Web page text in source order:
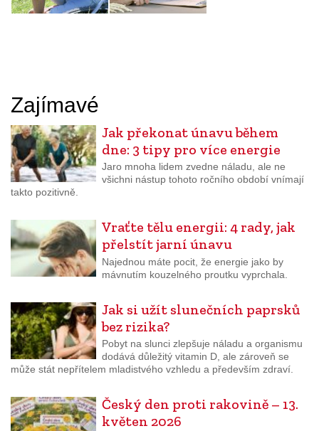
Zajímavé
Jak překonat únavu během
dne: 3 tipy pro více energie
Jaro mnoha lidem zvedne náladu, ale ne
všichni nástup tohoto ročního období vnímají
takto pozitivně.
Vraťte tělu energii: 4 rady, jak
přelstít jarní únavu
Najednou máte pocit, že energie jako by
mávnutím kouzelného proutku vyprchala.
Jak si užít slunečních paprsků
bez rizika?
Pobyt na slunci zlepšuje náladu a organismu
dodává důležitý vitamin D, ale zároveň se
může stát nepřítelem mladistvého vzhledu a především zdraví.
Český den proti rakovině – 13.
květen 2026